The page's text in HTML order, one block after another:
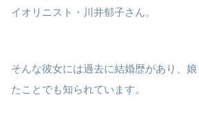
イオリニスト・川井郁子さん。
そんな彼女には過去に結婚歴があり、
たことでも知られています。